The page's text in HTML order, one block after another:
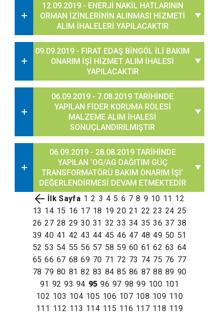
12.09.2019 - ENERJİ NAKİL HATLARININ
ORMAN İZİNLERİNİN ALINMASI HİZMETİ
ALIM İHALELERİ YAPILACAKTIR
09.09.2019 - FIRAT EDAŞ BİNGÖL İLİ BAKIM
ONARIM İŞİ HİZMET ALIM İHALESİ
YAPILACAKTIR
06.09.2019 - 7.08.2019 TARİHİNDE
YAPILAN FİDER KORUMA RÖLESİ
MALZEME ALIM İHALESİ
SONUÇLANDIRILMIŞTIR
06.09.2019 - 28.08.2019 TARİHİNDE
YAPILAN ‘OG/AG DAĞITIM GÜÇ
TRANSFORMATÖRÜ BAKIM ONARIM İŞİ’
DEĞERLENDİRMESİ DEVAM ETMEKTEDİR
İlk Sayfa 1 2 3 4 5 6 7 8 9 10 11 12
13 14 15 16 17 18 19 20 21 22 23 24 25
26 27 28 29 30 31 32 33 34 35 36 37 38
39 40 41 42 43 44 45 46 47 48 49 50 51
52 53 54 55 56 57 58 59 60 61 62 63 64
65 66 67 68 69 70 71 72 73 74 75 76 77
78 79 80 81 82 83 84 85 86 87 88 89 90
91 92 93 94 95 96 97 98 99 100 101
102 103 104 105 106 107 108 109 110
111 112 113 114 115 116 117 118 119